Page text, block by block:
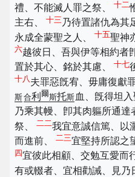
禮、不能滅人罪之祭、 十二
主右、 十三 乃待置諸仇為其
永成全蒙聖之人、 十五聖神
六越彼日、吾與伊等相約者
置於其心、銘於其慮、 十七
十八 夫罪惡旣宥、毋庸復獻
斯合利 爾斯托斯 血、旣得坦入
乃乘其幔、卽其肉軀所通達
祭、
二二我宜意誠信篤、以
而進前、 二三宜堅持所認之
四宜彼此相顧、交勉互愛而
有或輟者、宜相勸誡、見乃